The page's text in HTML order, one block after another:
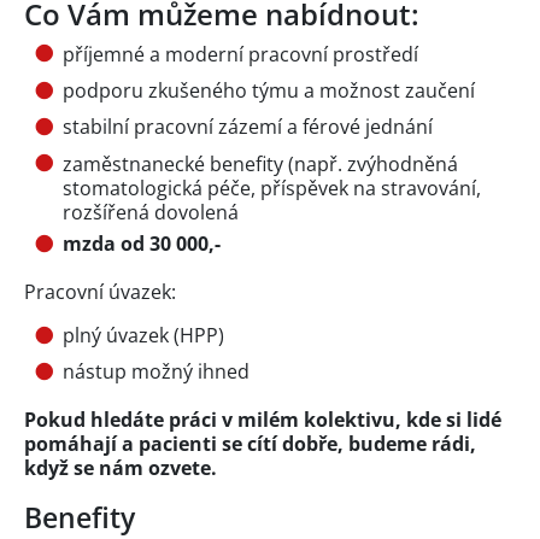
Co Vám můžeme nabídnout:
příjemné a moderní pracovní prostředí
podporu zkušeného týmu a možnost zaučení
stabilní pracovní zázemí a férové jednání
zaměstnanecké benefity (např. zvýhodněná
stomatologická péče, příspěvek na stravování,
rozšířená dovolená
mzda od 30 000,-
Pracovní úvazek:
plný úvazek (HPP)
nástup možný ihned
Pokud hledáte práci v milém kolektivu, kde si lidé
pomáhají a pacienti se cítí dobře, budeme rádi,
když se nám ozvete.
Benefity